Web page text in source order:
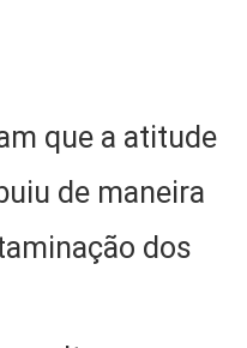
que a atitude
de maneira
dos